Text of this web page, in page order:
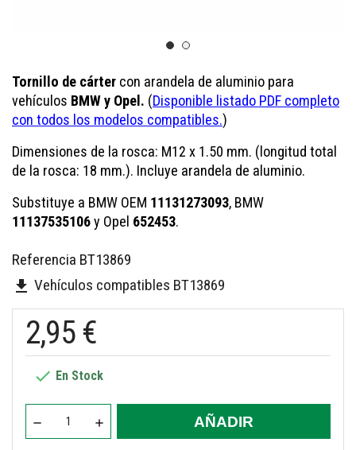
Tornillo de cárter con arandela de aluminio para
vehículos BMW y Opel. (Disponible listado PDF completo
con todos los modelos compatibles.)
Dimensiones de la rosca: M12 x 1.50 mm. (longitud total
de la rosca: 18 mm.). Incluye arandela de aluminio.
Substituye a BMW OEM 11131273093, BMW
11137535106y Opel 652453.
Referencia BT13869
file_download Vehículos compatibles BT13869
2,95 €
 En Stock
AÑADIR